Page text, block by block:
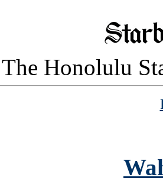
The Honolulu